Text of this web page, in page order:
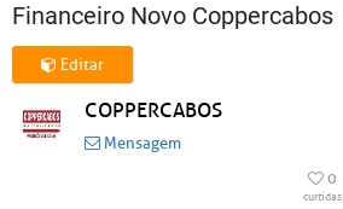
Financeiro Novo Coppercabos
Editar
COPPERCABOS
Mensagem
0
curtidas